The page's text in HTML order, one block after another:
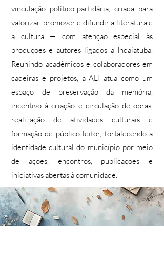
vinculação político-partidária, criada para
valorizar, promover e difundir a literatura e
a cultura — com atenção especial às
produções e autores ligados a Indaiatuba.
Reunindo acadêmicos e colaboradores em
cadeiras e projetos, a ALI atua como um
espaço de preservação da memória,
incentivo à criação e circulação de obras,
realização de atividades culturais e
formação de público leitor, fortalecendo a
identidade cultural do município por meio
de ações, encontros, publicações e
iniciativas abertas à comunidade.